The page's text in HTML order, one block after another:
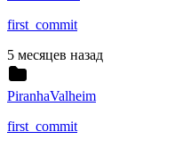
first_commit
5 месяцев назад
PiranhaValheim
first_commit